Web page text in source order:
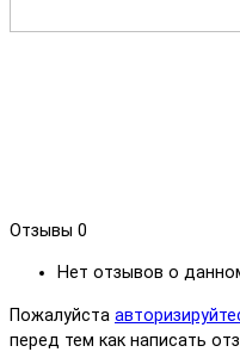
Отзывы 0
Нет отзывов о
Пожалуйста
перед тем как написать